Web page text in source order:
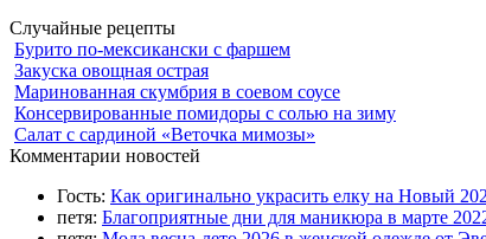
Случайные рецепты
Бурито по-мексикански с фаршем
Закуска овощная острая
Маринованная скумбрия в соевом соусе
Консервированные помидоры с солью на зиму
Салат с сардиной «Веточка мимозы»
Комментарии новостей
Гость: Как оригинально украсить елку на Новый
петя: Благоприятные дни для маникюра в марте